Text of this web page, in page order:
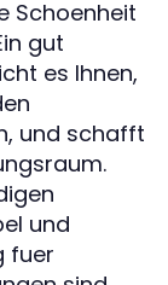
Schoenheit
gut
es Ihnen,
und schafft
und
fuer